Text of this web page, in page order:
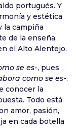
portugués. Y
y estética
la campiña
de la enseña,
el Alto Alentejo.
se es-, pues
como se es-.
conocer la
Todo está
amor, pasión,
en cada botella